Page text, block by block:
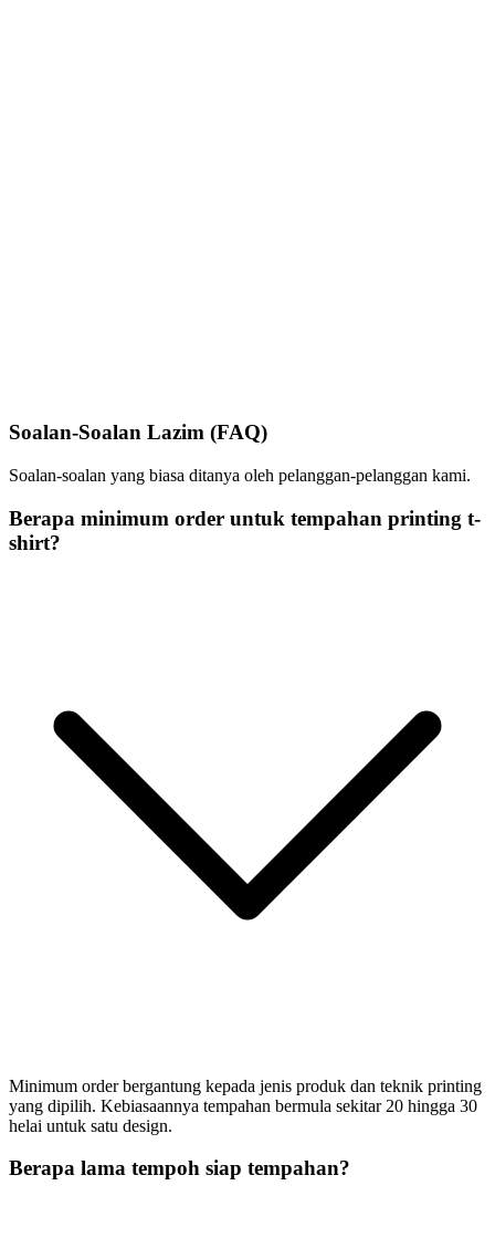
Soalan-Soalan Lazim (FAQ)
Soalan-soalan yang biasa ditanya oleh pelanggan-pelanggan kami.
Berapa minimum order untuk tempahan printing t-
shirt?
Minimum order bergantung kepada jenis produk dan teknik printing
yang dipilih. Kebiasaannya tempahan bermula sekitar 20 hingga 30
helai untuk satu design.
Berapa lama tempoh siap tempahan?